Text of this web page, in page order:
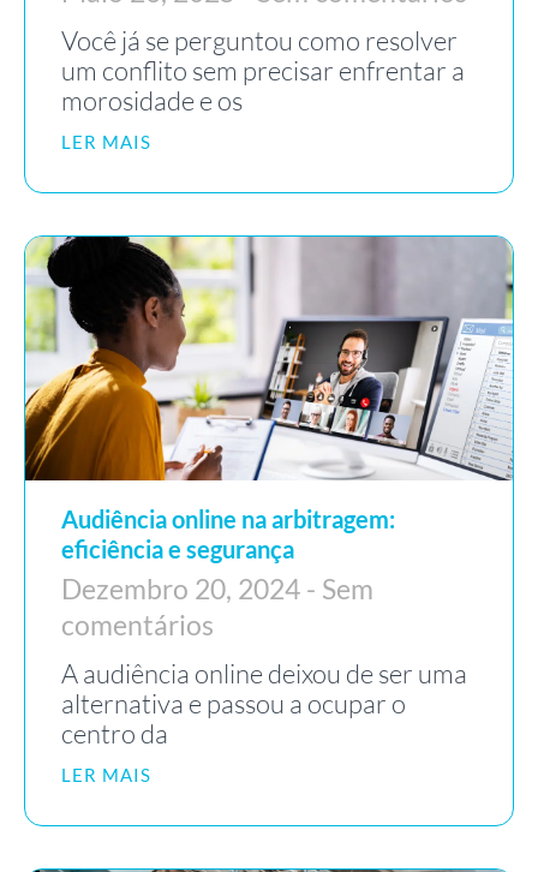
Você já se perguntou como resolver
um conflito sem precisar enfrentar a
morosidade e os
LER MAIS
Audiência online na arbitragem:
eficiência e segurança
Dezembro 20, 2024
Sem
comentários
A audiência online deixou de ser uma
alternativa e passou a ocupar o
centro da
LER MAIS